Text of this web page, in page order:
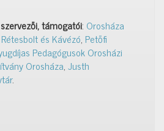
támogatói: Orosháza
Rétesbolt és Kávézó, Petőfi
Pedagógusok Orosházi
Orosháza,Justh
.